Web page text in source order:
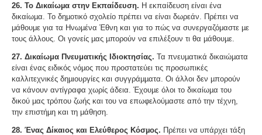
26. Το Δικαίωµα στην Εκπαίδευση. Η εκπαίδευση είναι ένα
δικαίωµα. Το δηµοτικό σχολείο πρέπει να είναι δωρεάν. Πρέπει να
μάθουμε για τα Ηνωµένα Έθνη και για το πώς να συνεργαζόμαστε µε
τους άλλους. Οι γονείς µας µπορούν να επιλέξουν τι θα µάθουµε.
27. Δικαίωμα Πνευματικής Ιδιοκτησίας. Τα πνευµατικά δικαιώµατα
είναι ένας ειδικός νόµος που προστατεύει τις προσωπικές
καλλιτεχνικές δηµιουργίες και συγγράµµατα. Οι άλλοι δεν µπορούν
να κάνουν αντίγραφα χωρίς άδεια. Έχουµε όλοι το δικαίωµα του
δικού µας τρόπου ζωής και του να επωφελούµαστε από την τέχνη,
την επιστήµη και τη µάθηση.
28. Ένας Δίκαιος και Ελεύθερος Κόσµος. Πρέπει να υπάρχει τάξη